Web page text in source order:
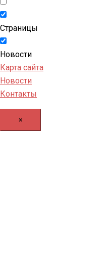
Страницы
Новости
Карта сайта
Новости
Контакты
×